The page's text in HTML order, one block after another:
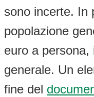
sono incerte. In
popolazione
euro a persona,
generale. Un
fine del